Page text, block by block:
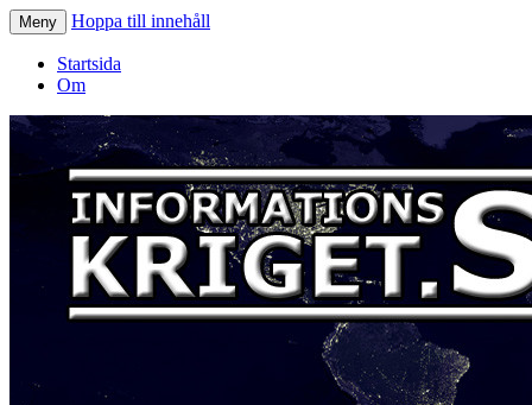
Informationskriget.se
Meny Hoppa till innehåll
Startsida
Om